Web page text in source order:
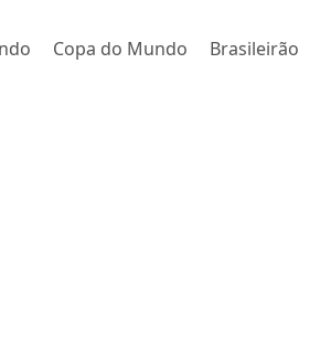
Copa do Mundo Brasileirão